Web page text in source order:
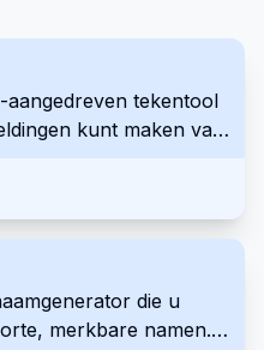
tekentool
kunt maken van
creatie makkelijker en
die u
merkbare namen.